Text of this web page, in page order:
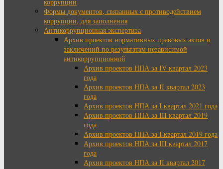
Формы документов, связанных с противодействием
коррупции, для заполнения
Антикоррупционная экспертиза
Архив проектов нормативных правовых актов и
заключений по результатам независимой
антикоррупционной
Архив проектов НПА за IV квартал 2023
года
Архив проектов НПА за II квартал 2023
года
Архив проектов НПА за I квартал 2021 года
Архив проектов НПА за III квартал 2019
года
Архив проектов НПА за I квартал 2019 года
Архив проектов НПА за III квартал 2017
года
Архив проектов НПА за II квартал 2017